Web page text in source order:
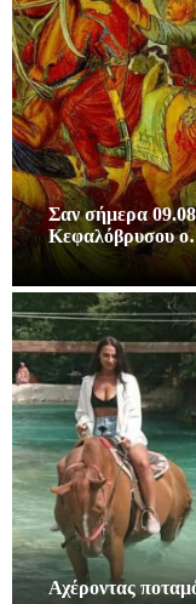
Σαν σήμερα
Κεφαλόβρυσου
Αχέροντας